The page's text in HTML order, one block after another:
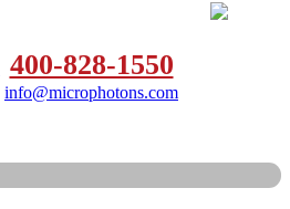
400-828-1550
info@microphotons.com